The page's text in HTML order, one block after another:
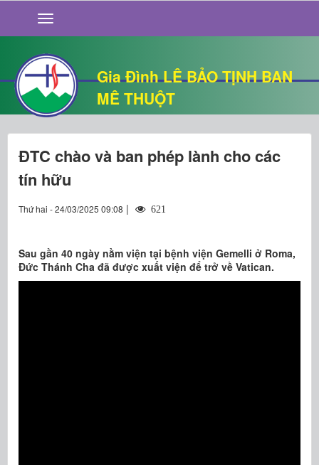
Gia Đình LÊ BẢO TỊNH BAN
MÊ THUỘT
GIỚI THIỆU
TIN TỨC
SỐNG ĐẠO
CHUYỆN NHÀ
QUÁN VĂN
THƯ GIÃN
ĐTC chào và ban phép lành cho các
tín hữu
Thứ hai - 24/03/2025 09:08 | 621
Sau gần 40 ngày nằm viện tại bệnh viện Gemelli ở Roma,
Đức Thánh Cha đã được xuất viện để trở về Vatican.